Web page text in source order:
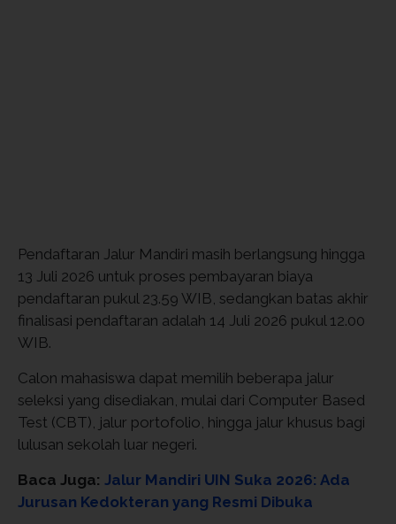
Pendaftaran Jalur Mandiri masih berlangsung hingga
13 Juli 2026 untuk proses pembayaran biaya
pendaftaran pukul 23.59 WIB, sedangkan batas akhir
finalisasi pendaftaran adalah 14 Juli 2026 pukul 12.00
WIB.
Calon mahasiswa dapat memilih beberapa jalur
seleksi yang disediakan, mulai dari Computer Based
Test (CBT), jalur portofolio, hingga jalur khusus bagi
lulusan sekolah luar negeri.
Baca Juga: Jalur Mandiri UIN Suka 2026: Ada
Jurusan Kedokteran yang Resmi Dibuka